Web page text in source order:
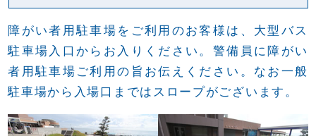
障がい者用駐車場をご利用のお客様は、大型バス
駐車場入口からお入りください。警備員に障がい
者用駐車場ご利用の旨お伝えください。なお一般
駐車場から入場口まではスロープがございます。